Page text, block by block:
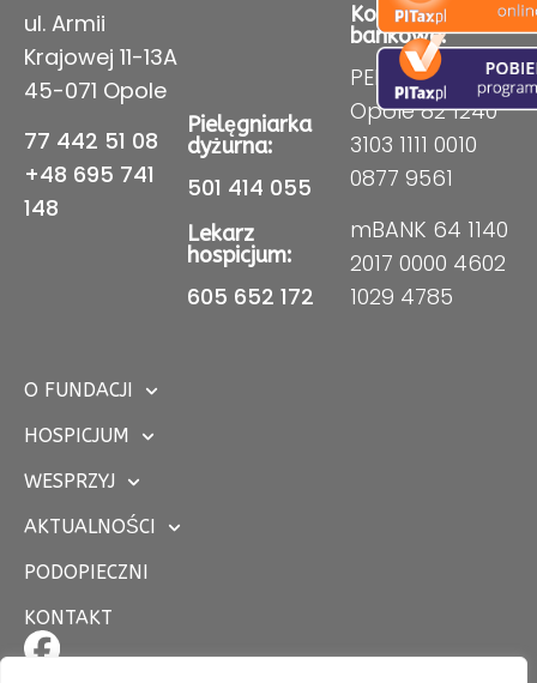
ul. Armii
Krajowej 11-13A
45-071 Opole
77 442 51 08
+48 695 741
148
Pielęgniarka
dyżurna:
501 414 055
Lekarz
hospicjum:
605 652 172
Konto
bankowe:
PEKAO SA II o/
Opole 82 1240
3103 1111 0010
0877 9561
mBANK 64 1140
2017 0000 4602
1029 4785
O FUNDACJI
HOSPICJUM
WESPRZYJ
AKTUALNOŚCI
PODOPIECZNI
KONTAKT